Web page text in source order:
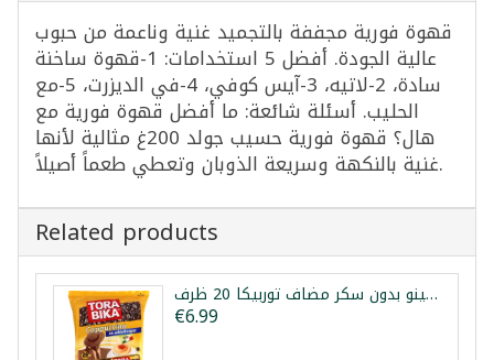
قهوة فورية مجففة بالتجميد غنية وناعمة من حبوب
عالية الجودة. أفضل 5 استخدامات: 1-قهوة ساخنة
سادة، 2-لاتيه، 3-آيس كوفي، 4-في الديزرت، 5-مع
الحليب. أسئلة شائعة: ما أفضل قهوة فورية مع
هال؟ قهوة فورية حسيب جولد 200غ مثالية لأنها
غنية بالنكهة وسريعة الذوبان وتعطي طعماً أصيلاً.
Related products
كابتشينو بدون سكر مضاف توربيكا 20 ظرف
€6.99